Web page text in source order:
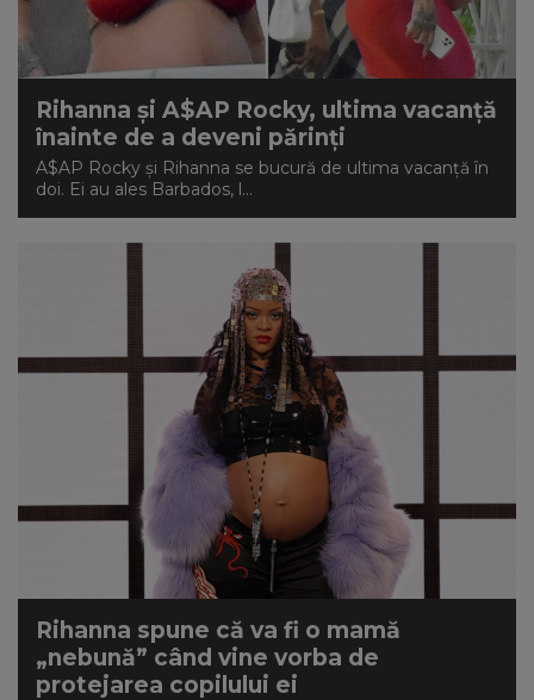
Rihanna și A$AP Rocky, ultima vacanță
înainte de a deveni părinți
A$AP Rocky și Rihanna se bucură de ultima vacanță în
doi. Ei au ales Barbados, l...
Rihanna spune că va fi o mamă
„nebună” când vine vorba de
protejarea copilului ei